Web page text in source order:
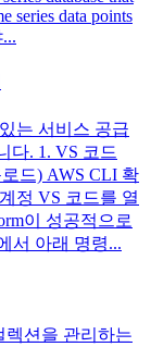
series data points
는 서비스 공급
다. 1. VS 코드
드) AWS CLI 확
정 VS 코드를 열
이 성공적으로
서 아래 명령...
렉션을 관리하는